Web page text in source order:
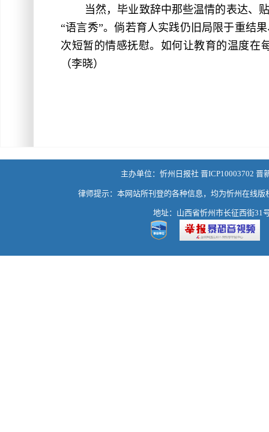
当然，毕业致辞中那些温情的表达、
“语言秀”。倘若育人实践仍旧局限于重结
次短暂的情感抚慰。如何让教育的温度在
（李晓）
主办单位：忻州日报社 晋ICP10003702 晋
律师提示：本网站所刊登的各种信息，均为忻州在线
地址：山西省忻州市长征西街31